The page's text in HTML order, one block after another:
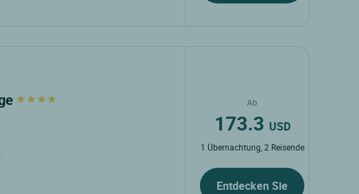
Ab
173.3 USD
1 Übernachtung, 2 Reisende
Entdecken Sie